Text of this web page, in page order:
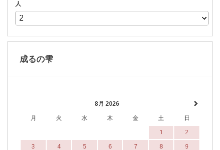
人
成るの雫
8月 2026
月 火 水 木 金 土 日
1 2
3 4 5 6 7 8 9